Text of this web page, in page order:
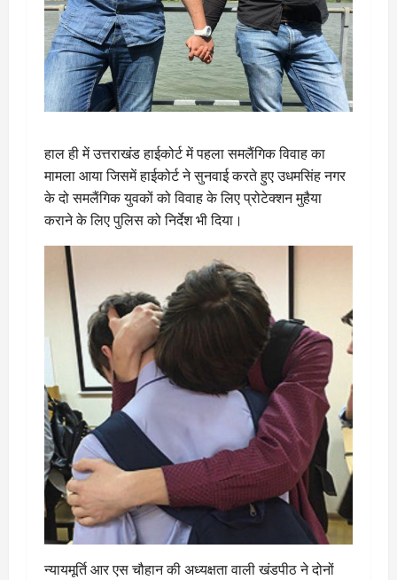
हाल ही में उत्तराखंड हाईकोर्ट में पहला समलैंगिक विवाह का
मामला आया जिसमें हाईकोर्ट ने सुनवाई करते हुए उधमसिंह नगर
के दो समलैंगिक युवकों को विवाह के लिए प्रोटेक्शन मुहैया
कराने के लिए पुलिस को निर्देश भी दिया।
न्यायमूर्ति आर एस चौहान की अध्यक्षता वाली खंडपीठ ने दोनों